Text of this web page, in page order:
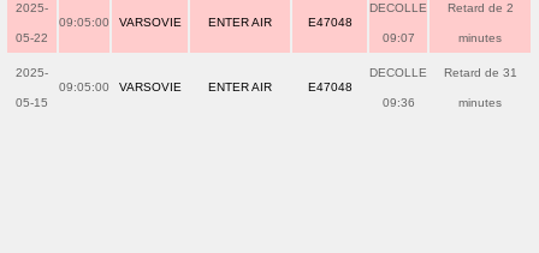
2025-
05-22
09:05:00 VARSOVIE ENTER AIR E47048
DECOLLE
09:07
Retard de 2
minutes
2025-
05-15
09:05:00 VARSOVIE ENTER AIR E47048
DECOLLE
09:36
Retard de 31
minutes